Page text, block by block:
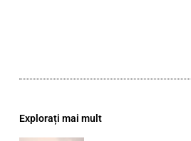
Explorați mai mult